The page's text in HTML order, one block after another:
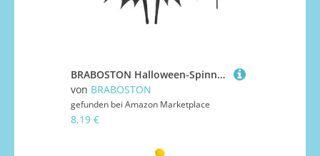
BRABOSTON Halloween-Spinnen-Haarband, Cosplay-Kostüm-Set, Verkleidungspartys, Gastgeschenk, Mädchen, Fledermausflügel-Auftritte, Kostüme, Kostüme mit Party-Auftritten für Mädchen
von BRABOSTON
gefunden bei Amazon Marketplace
8,19 €